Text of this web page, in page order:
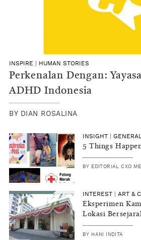
INSPIRE HUMAN STORIES
Perkenalan Dengan:
ADHD Indonesia
BY DIAN ROSALINA
INSIGHT
5 Things
BY EDITORIAL CXO
INTEREST ART &
Eksperimen
Lokasi
BY HANI INDITA